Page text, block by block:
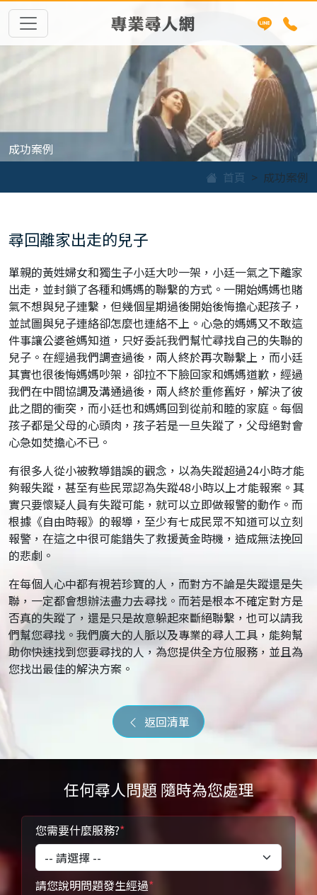
專業尋人網
成功案例
首頁
成功案例
尋回離家出走的兒子
單親的黃姓婦女和獨生子小廷大吵一架，小廷一氣之下離家
出走，並封鎖了各種和媽媽的聯繫的方式。一開始媽媽也賭
氣不想與兒子連繫，但幾個星期過後開始後悔擔心起孩子，
並試圖與兒子連絡卻怎麼也連絡不上。心急的媽媽又不敢這
件事讓公婆爸媽知道，只好委託我們幫忙尋找自己的失聯的
兒子。在經過我們調查過後，兩人終於再次聯繫上，而小廷
其實也很後悔媽媽吵架，卻拉不下臉回家和媽媽道歉，經過
我們在中間協調及溝通過後，兩人終於重修舊好，解決了彼
此之間的衝突，而小廷也和媽媽回到從前和睦的家庭。每個
孩子都是父母的心頭肉，孩子若是一旦失蹤了，父母絕對會
心急如焚擔心不已。
有很多人從小被教導錯誤的觀念，以為失蹤超過24小時才能
夠報失蹤，甚至有些民眾認為失蹤48小時以上才能報案。其
實只要懷疑人員有失蹤可能，就可以立即做報警的動作。而
根據《自由時報》的報導，至少有七成民眾不知道可以立刻
報警，在這之中很可能錯失了救援黃金時機，造成無法挽回
的悲劇。
在每個人心中都有視若珍寶的人，而對方不論是失蹤還是失
聯，一定都會想辦法盡力去尋找。而若是根本不確定對方是
否真的失蹤了，還是只是故意躲起來斷絕聯繫，也可以請我
們幫您尋找。我們廣大的人脈以及專業的尋人工具，能夠幫
助你快速找到您要尋找的人，為您提供全方位服務，並且為
您找出最佳的解決方案。
返回清單
任何尋人問題 隨時為您處理
您需要什麼服務?*
請您說明問題發生經過*